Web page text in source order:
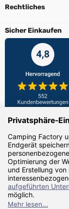
Rechtliches
Sicher Einkaufen
Zahlarten